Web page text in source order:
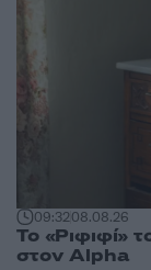
09:3208.08.26
Το «Ριφιφί»
στον Alpha